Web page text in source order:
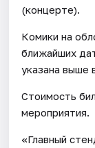
(концерте).
Комики на
ближайших
указана выше
Стоимость
мероприятия.
«Главный